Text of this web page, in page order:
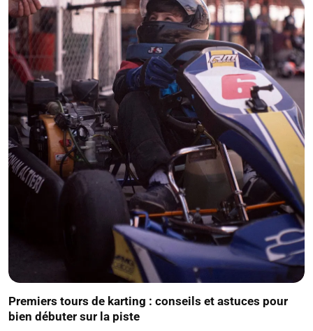
Premiers tours de karting : conseils et astuces pour
bien débuter sur la piste